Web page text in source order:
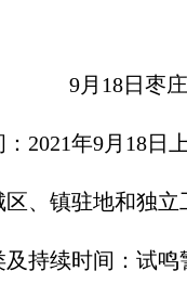
9月18日枣
年9月18日上
镇驻地和独立
续时间：试鸣